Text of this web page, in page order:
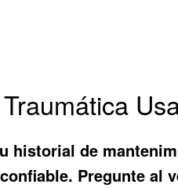
historial de
Pregunte al